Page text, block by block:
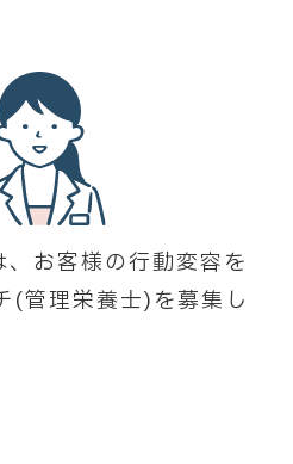
お客様の行動変容を
(管理栄養士)を募集し